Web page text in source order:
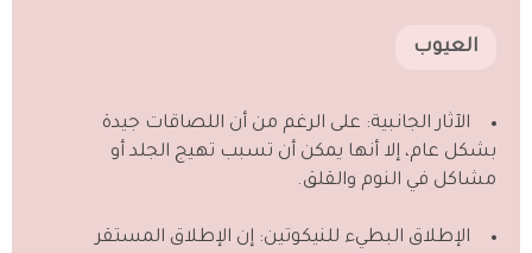
العيوب
الآثار الجانبية: على الرغم من أن اللصاقات جيدة
بشكل عام، إلا أنها يمكن أن تسبب تهيج الجلد أو
مشاكل في النوم والقلق.
الإطلاق البطيء للنيكوتين: إن الإطلاق المستقر